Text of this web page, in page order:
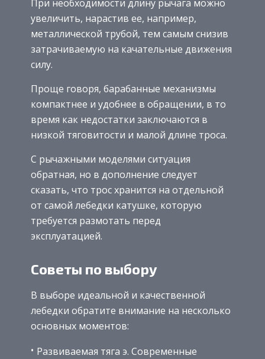
При необходимости длину рычага можно
увеличить, нарастив ее, например,
металлической трубой, тем самым снизив
затрачиваемую на качательные движения
силу.
Проще говоря, барабанные механизмы
компактнее и удобнее в обращении, в то
время как недостатки заключаются в
низкой тяговитости и малой длине троса.
С рычажными моделями ситуация
обратная, но в дополнение следует
сказать, что трос хранится на отдельной
от самой лебедки катушке, которую
требуется размотать перед
эксплуатацией.
Советы по выбору
В выборе идеальной и качественной
лебедки обратите внимание на несколько
основных моментов:
Развиваемая тяга э. Современные